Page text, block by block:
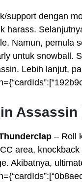
support dengan
harass.
Namun, pemula
untuk snowball.
Lebih lanjut,
Assassin
– Roll
area, knockback
Akibatnya,